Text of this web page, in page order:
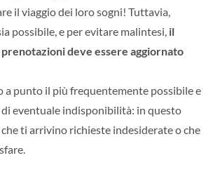
il viaggio dei loro sogni! Tuttavia,
possibile, e per evitare malintesi, il
deve essere aggiornato
a punto il più frequentemente possibile e
eventuale indisponibilità: in questo
ti arrivino richieste indesiderate o che